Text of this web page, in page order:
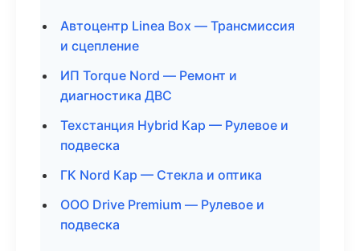
Автоцентр Linea Box — Трансмиссия
и сцепление
ИП Torque Nord — Ремонт и
диагностика ДВС
Техстанция Hybrid Кар — Рулевое и
подвеска
ГК Nord Кар — Стекла и оптика
ООО Drive Premium — Рулевое и
подвеска